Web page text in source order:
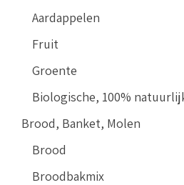
Aardappelen
Fruit
Groente
Biologische, 100%
Brood, Banket, Molen
Brood
Broodbakmix